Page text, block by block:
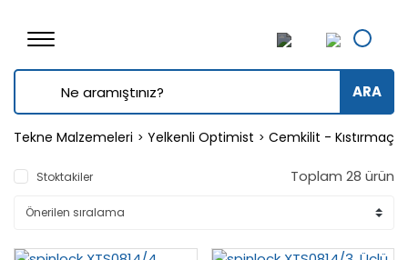
ARA
Tekne Malzemeleri Yelkenli Optimist Cemkilit - Kıstırmaç
Stoktakiler Toplam 28 ürün